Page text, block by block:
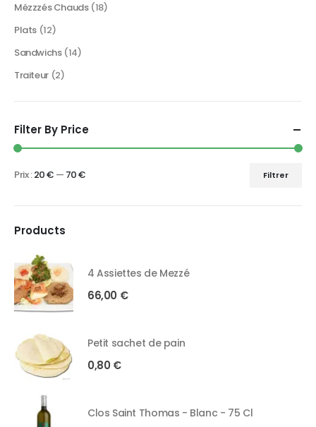
Mézzzés Chauds (18)
Plats (12)
Sandwichs (14)
Traiteur (2)
Filter By Price
Filtrer
Prix :20 € — 70 €
Products
4 Assiettes de Mezzé
66,00 €
Petit sachet de pain
0,80 €
Clos Saint Thomas - Blanc - 75 Cl